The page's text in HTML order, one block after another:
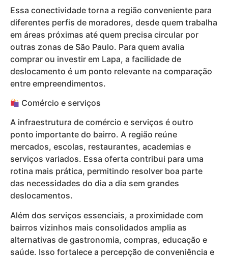
Essa conectividade torna a região conveniente para
diferentes perfis de moradores, desde quem trabalha
em áreas próximas até quem precisa circular por
outras zonas de São Paulo. Para quem avalia
comprar ou investir em Lapa, a facilidade de
deslocamento é um ponto relevante na comparação
entre empreendimentos.
Comércio e serviços
A infraestrutura de comércio e serviços é outro
ponto importante do bairro. A região reúne
mercados, escolas, restaurantes, academias e
serviços variados. Essa oferta contribui para uma
rotina mais prática, permitindo resolver boa parte
das necessidades do dia a dia sem grandes
deslocamentos.
Além dos serviços essenciais, a proximidade com
bairros vizinhos mais consolidados amplia as
alternativas de gastronomia, compras, educação e
saúde. Isso fortalece a percepção de conveniência e